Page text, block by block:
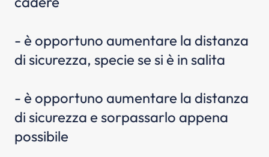
- è opportuno aumentare la distanza
di sicurezza, specie se si è in salita
- è opportuno aumentare la distanza
di sicurezza e sorpassarlo appena
possibile